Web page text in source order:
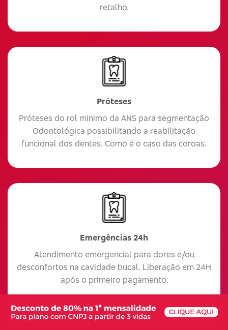
retalho.
Próteses
Próteses do rol mínimo da ANS para segmentação
Odontológica possibilitando a reabilitação
funcional dos dentes. Como é o caso das coroas.
Emergências 24h
Atendimento emergencial para dores e/ou
desconfortos na cavidade bucal. Liberação em 24H
após o primeiro pagamento.